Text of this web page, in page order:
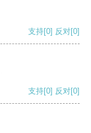
支持[0] 反对[0]
支持[0] 反对[0]